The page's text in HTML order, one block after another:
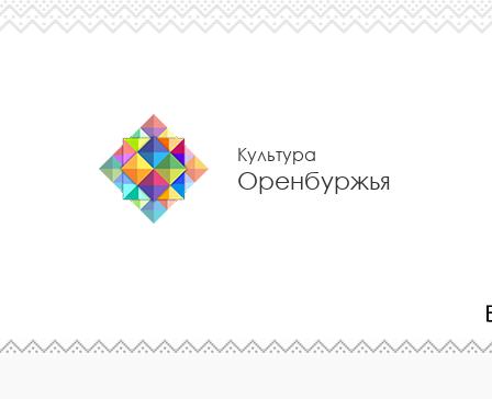
Культура
Оренбуржья